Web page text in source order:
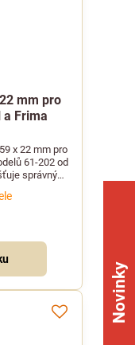
mm pro
Frima
x 22 mm pro
61-202 od
správný
Novinky